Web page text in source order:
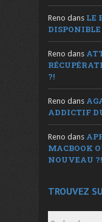
Reno dans LE
DISPONIBLE
Reno dans
?!
Reno dans
ADDICTIF
Reno dans
MACBOOK
NOUVEAU ?!
TROUVEZ